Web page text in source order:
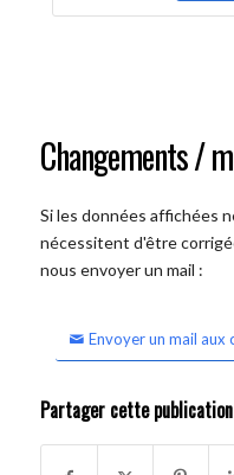
Changements /
Si les données affichées
nécessitent d'être
nous envoyer un mail :
Envoyer un mail aux
Partager cette publication